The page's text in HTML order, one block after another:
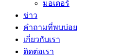
มอเตอร์
ข่าว
คำถามที่พบบ่อย
เกี่ยวกับเรา
ติดต่อเรา